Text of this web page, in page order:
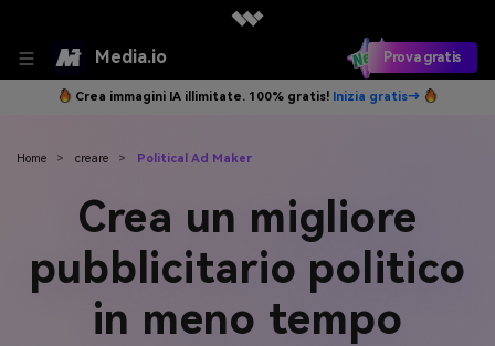
Media.io Prova gratis
Crea immagini IA illimitate. 100% gratis! Inizia gratis→
Home > creare > Political Ad Maker
Crea un migliore
pubblicitario politico
in meno tempo